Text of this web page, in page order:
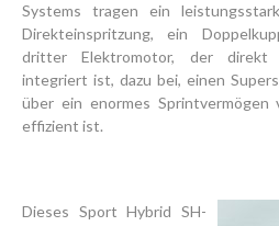
Systems tragen ein
Direkteinspritzung, ein
dritter Elektromotor, der direkt
integriert ist, dazu bei, einen
über ein enormes
effizient ist.
Dieses Sport Hybrid SH-